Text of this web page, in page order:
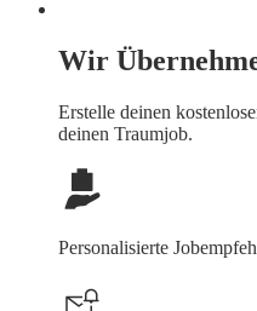
Wir
Erstelle deinen
deinen Traumjob.
Personalisierte